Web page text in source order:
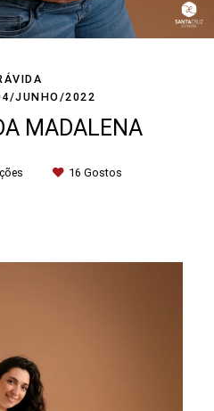
JUNHO/2022
MADALENA
16 Gostos